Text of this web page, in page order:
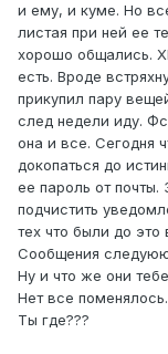
и ему, и куме. Но
листая при ней ее
хорошо общались.
есть. Вроде
прикупил пару
след недели иду.
она и все. Сегодня
докопаться до
ее пароль от почты.
подчистить
тех что были до это
Сообщения
Ну и что же они
Нет все
Ты где???